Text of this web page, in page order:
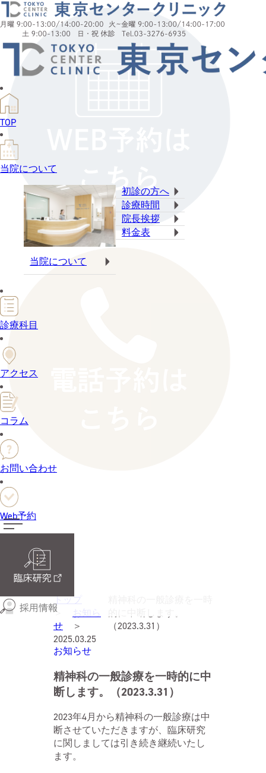
TOP
当院について
当院について
初診の方へ
診療時間
院長挨拶
料金表
診療科目
アクセス
コラム
お問い合わせ
Web予約
トップ
＞
お知ら
せ ＞
（2023.3.31）
2025.03.25
お知らせ
精神科の一般診療を一時的に中
断します。（2023.3.31）
2023年4月から精神科の一般診療は中
断させていただきますが、臨床研究
に関しましては引き続き継続いたし
ます。